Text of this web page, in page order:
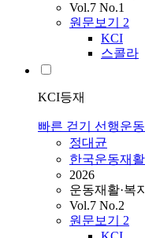
Vol.7 No.1
원문보기 2
KCI
스콜라
KCI등재
빠른 걷기 선행운
정대균
한국운동재
2026
운동재활·복지
Vol.7 No.2
원문보기 2